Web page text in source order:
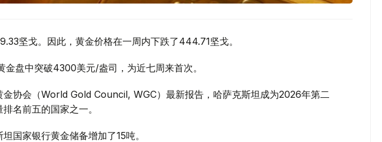
坚戈。因此，黄金价格在一周内下跌了444.71坚戈。
盘中突破4300美元/盎司，为近七周来首次。
金协会（World Gold Council, WGC）最新报告，哈萨克斯坦成为2026年第二
名前五的国家之一。
国家银行黄金储备增加了15吨。